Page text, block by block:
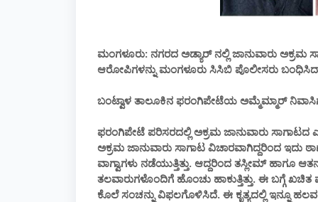
ಮಂಗಳೂರು: ನಗರದ ಅಡ್ಯಾರ್ ನಲ್ಲಿ ಜಾನುವಾರು ಅಕ್ರಮ
ಆರೋಪಿಗಳನ್ನು ಮಂಗಳೂರು ಸಿಸಿಬಿ ಪೊಲೀಸರು
ಬಂಟ್ವಾಳ ತಾಲೂಕಿನ ಫರಂಗಿಪೇಟೆಯ ಅಮ್ಮೆಮ್ಮಾರ್
ಫರಂಗಿಪೇಟೆ ಪರಿಸರದಲ್ಲಿ ಅಕ್ರಮ ಜಾನುವಾರು ಸಾಗಾಟದ
ಅಕ್ರಮ ಜಾನುವಾರು ಸಾಗಾಟ ವಿಚಾರವಾಗಿದ್ದರಿಂದ ಇದು
ವಾಗ್ವಾಗಳು ನಡೆಯುತ್ತಿತ್ತು. ಆದ್ದರಿಂದ ತಸ್ಲೀಮ್ ಹಾಗೂ
ತಲವಾರುಗಳೊಂದಿಗೆ ಹೊಂಚು ಹಾಕುತ್ತಿತ್ತು. ಈ ಬಗ್ಗೆ
ಕೊಲೆ ಸಂಚನ್ನು ವಿಫಲಗೊಳಿಸಿದೆ. ಈ ಕೃತ್ಯದಲ್ಲಿ ಇನ್ನೂ